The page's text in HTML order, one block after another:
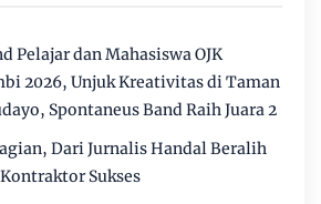
Pelajar dan Mahasiswa OJK
2026, Unjuk Kreativitas di Taman
Spontaneus Band Raih Juara 2
Dari Jurnalis Handal Beralih
Sukses